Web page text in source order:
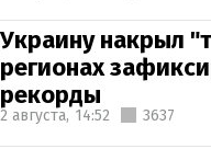
Украину накрыл
регионах
рекорды
2 августа, 14:52 3637